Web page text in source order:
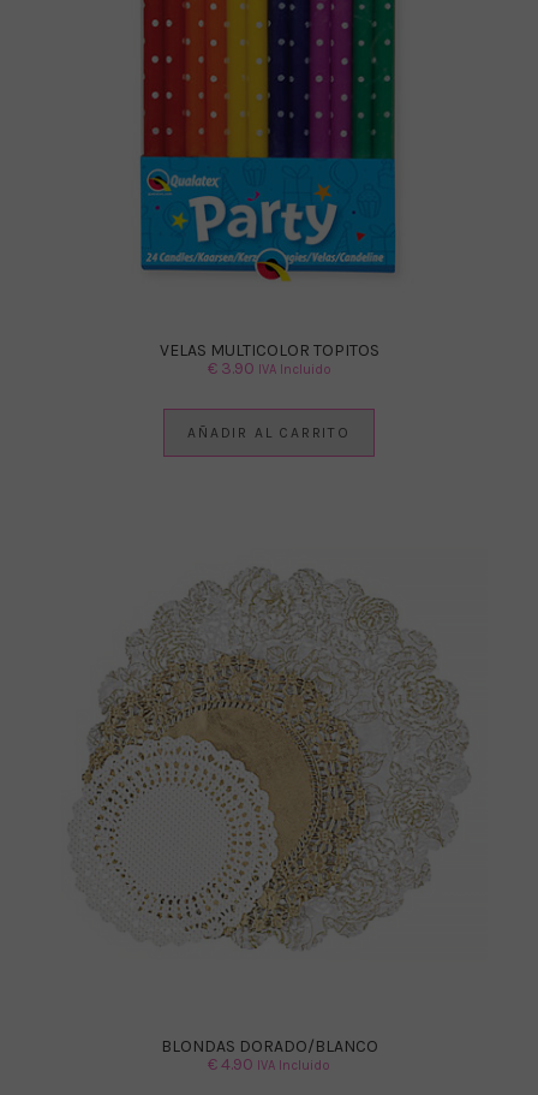
VELAS MULTICOLOR TOPITOS
€3.90 IVA Incluido
AÑADIR AL CARRITO
BLONDAS DORADO/BLANCO
€4.90 IVA Incluido